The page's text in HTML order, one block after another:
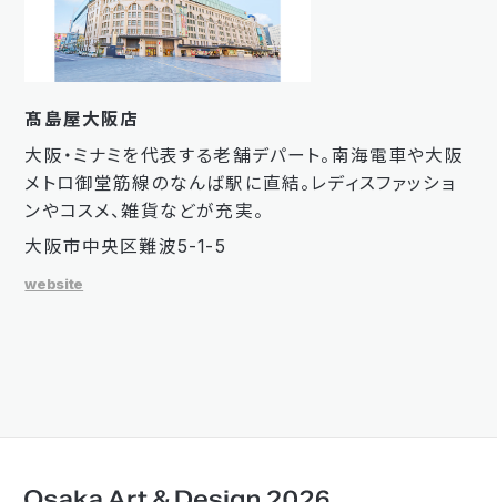
髙島屋大阪店
大阪・ミナミを代表する老舗デパート。南海電車や大阪
メトロ御堂筋線のなんば駅に直結。レディスファッショ
ンやコスメ、雑貨などが充実。
大阪市中央区難波5-1-5
website